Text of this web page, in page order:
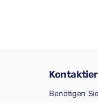
Benötigen